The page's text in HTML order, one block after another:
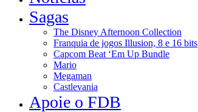
Sagas
The Disney Afternoon Collection
Franquia de jogos Illusion, 8 e 16 bits
Capcom Beat ‘Em Up Bundle
Mario
Megaman
Castlevania
Apoie o FDB